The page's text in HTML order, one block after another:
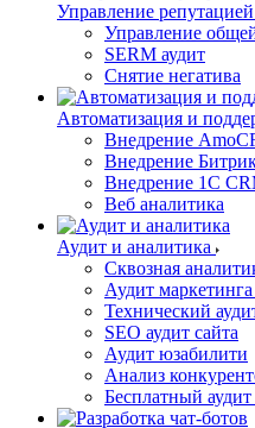
Управление
Управление
SERM аудит
Снятие негатива
Автоматизация и
Внедрение
Внедрение
Внедрение 1C
Веб аналитика
Аудит и аналитика
Сквозная
Аудит
Технический
SEO аудит сайта
Аудит юзабилити
Анализ
Бесплатный аудит